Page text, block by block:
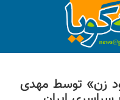
زن» توسط مهدی